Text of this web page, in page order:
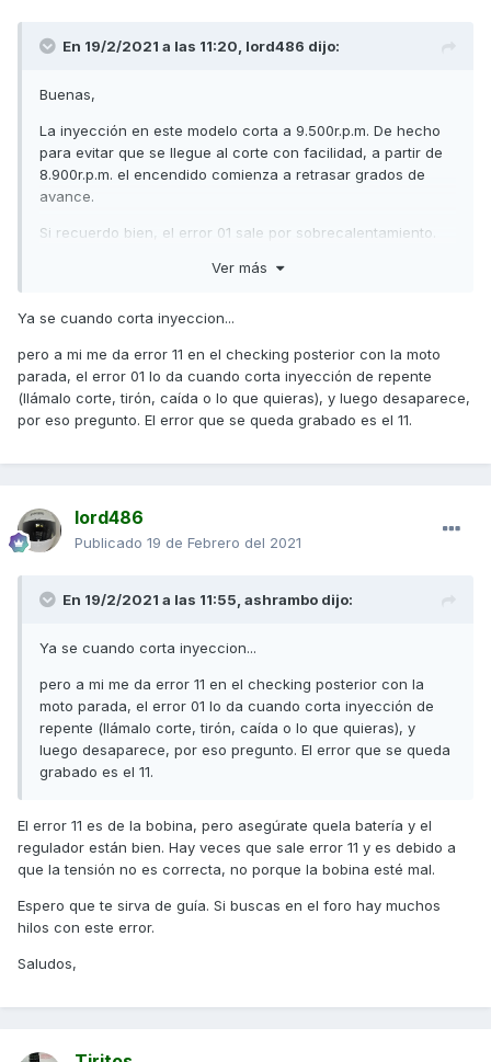
En 19/2/2021 a las 11:20, lord486 dijo:
Buenas,
La inyección en este modelo corta a 9.500r.p.m. De hecho
para evitar que se llegue al corte con facilidad, a partir de
8.900r.p.m. el encendido comienza a retrasar grados de
avance.
Si recuerdo bien, el error 01 sale por sobrecalentamiento.
Ver más
Ya se cuando corta inyeccion...
pero a mi me da error 11 en el checking posterior con la moto
parada, el error 01 lo da cuando corta inyección de repente
(llámalo corte, tirón, caída o lo que quieras), y luego desaparece,
por eso pregunto. El error que se queda grabado es el 11.
lord486
Publicado 19 de Febrero del 2021
En 19/2/2021 a las 11:55, ashrambo dijo:
Ya se cuando corta inyeccion...
pero a mi me da error 11 en el checking posterior con la
moto parada, el error 01 lo da cuando corta inyección de
repente (llámalo corte, tirón, caída o lo que quieras), y
luego desaparece, por eso pregunto. El error que se queda
grabado es el 11.
El error 11 es de la bobina, pero asegúrate quela batería y el
regulador están bien. Hay veces que sale error 11 y es debido a
que la tensión no es correcta, no porque la bobina esté mal.
Espero que te sirva de guía. Si buscas en el foro hay muchos
hilos con este error.
Saludos,